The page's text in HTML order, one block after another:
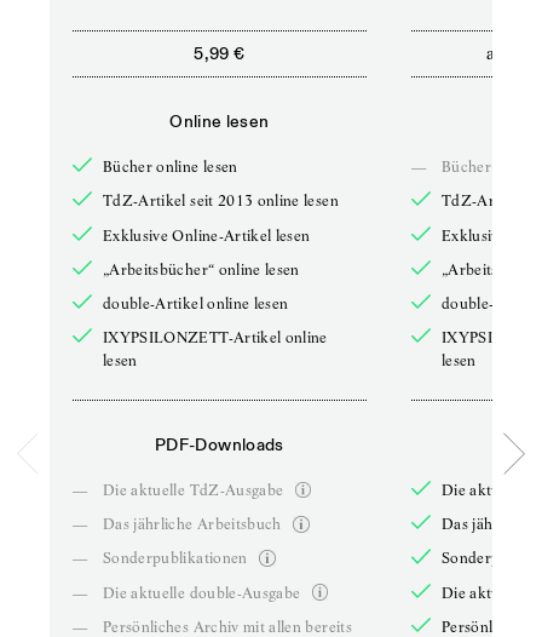
5,99 €
Online lesen
Bücher online lesen
TdZ-Artikel seit 2013 online lesen
Exklusive Online-Artikel lesen
„Arbeitsbücher“ online lesen
double-Artikel online lesen
IXYPSILONZETT-Artikel online
lesen
PDF-Downloads
—
Die aktuelle TdZ-Ausgabe
—
Das jährliche Arbeitsbuch
—
Sonderpublikationen
—
Die aktuelle double-Ausgabe
—
Persönliches Archiv mit allen bereits
ab
—
Bücher online
TdZ-Artikel
Exklusive
double-
lesen
Die aktuelle
Das jährliche
Die aktuelle
Persönliches